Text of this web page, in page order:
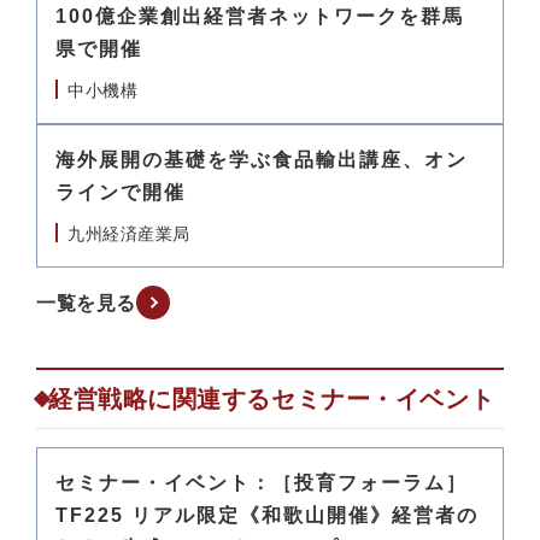
100億企業創出経営者ネットワークを群馬
県で開催
中小機構
海外展開の基礎を学ぶ食品輸出講座、オン
ラインで開催
九州経済産業局
一覧を見る
経営戦略に関連するセミナー・イベント
セミナー・イベント：［投育フォーラム］
TF225 リアル限定《和歌山開催》経営者の